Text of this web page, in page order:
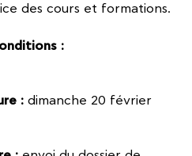
des cours et formations.
:
: dimanche 20 février